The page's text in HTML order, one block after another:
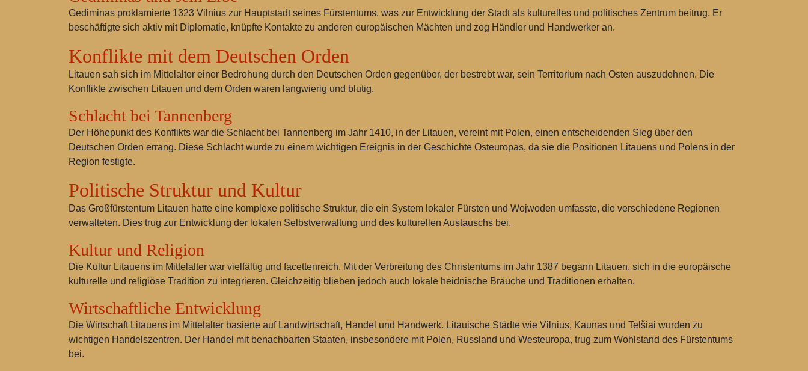
Gediminas proklamierte 1323 Vilnius zur Hauptstadt seines Fürstentums, was zur Entwicklung der Stadt als kulturelles und politisches Zentrum beitrug. Er
beschäftigte sich aktiv mit Diplomatie, knüpfte Kontakte zu anderen europäischen Mächten und zog Händler und Handwerker an.
Konflikte mit dem Deutschen Orden
Litauen sah sich im Mittelalter einer Bedrohung durch den Deutschen Orden gegenüber, der bestrebt war, sein Territorium nach Osten auszudehnen. Die
Konflikte zwischen Litauen und dem Orden waren langwierig und blutig.
Schlacht bei Tannenberg
Der Höhepunkt des Konflikts war die Schlacht bei Tannenberg im Jahr 1410, in der Litauen, vereint mit Polen, einen entscheidenden Sieg über den
Deutschen Orden errang. Diese Schlacht wurde zu einem wichtigen Ereignis in der Geschichte Osteuropas, da sie die Positionen Litauens und Polens in der
Region festigte.
Politische Struktur und Kultur
Das Großfürstentum Litauen hatte eine komplexe politische Struktur, die ein System lokaler Fürsten und Wojwoden umfasste, die verschiedene Regionen
verwalteten. Dies trug zur Entwicklung der lokalen Selbstverwaltung und des kulturellen Austauschs bei.
Kultur und Religion
Die Kultur Litauens im Mittelalter war vielfältig und facettenreich. Mit der Verbreitung des Christentums im Jahr 1387 begann Litauen, sich in die europäische
kulturelle und religiöse Tradition zu integrieren. Gleichzeitig blieben jedoch auch lokale heidnische Bräuche und Traditionen erhalten.
Wirtschaftliche Entwicklung
Die Wirtschaft Litauens im Mittelalter basierte auf Landwirtschaft, Handel und Handwerk. Litauische Städte wie Vilnius, Kaunas und Telšiai wurden zu
wichtigen Handelszentren. Der Handel mit benachbarten Staaten, insbesondere mit Polen, Russland und Westeuropa, trug zum Wohlstand des Fürstentums
bei.